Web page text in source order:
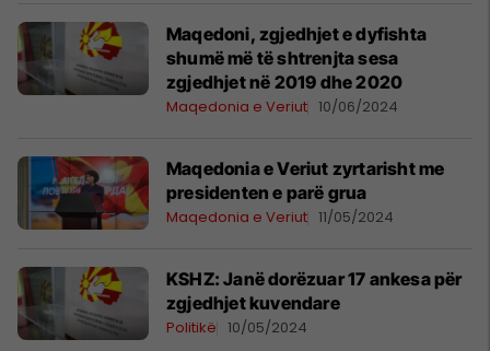
Maqedoni, zgjedhjet e dyfishta
shumë më të shtrenjta sesa
zgjedhjet në 2019 dhe 2020
Maqedonia e Veriut 10/06/2024
Maqedonia e Veriut zyrtarisht me
presidenten e parë grua
Maqedonia e Veriut 11/05/2024
KSHZ: Janë dorëzuar 17 ankesa për
zgjedhjet kuvendare
Politikë 10/05/2024